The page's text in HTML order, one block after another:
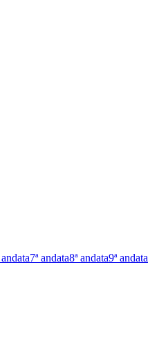
andata7ª andata8ª andata9ª andata